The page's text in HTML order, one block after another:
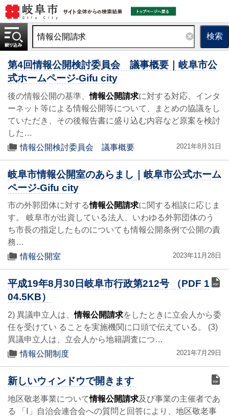
検索
第4回情報公開検討委員会 議事概要｜岐阜市公
式ホームページ-Gifu city
後の情報公開の基準、情報公開請求に対する対応、インタ
ーネット等による情報公開等について、まとめの協議をし
ていただき、その後報告書に盛り込む内容など原案を検討
した…
情報公開検討委員会 議事概要
2021年8月31日
岐阜市情報公開室のあらまし｜岐阜市公式ホーム
ページ-Gifu city
市の外郭団体に対する情報公開請求に関する相談に応じま
す。 岐阜市が出資している法人、いわゆる外郭団体のう
ち市長の指定したものについても情報公開条例で公開の責
務…
情報公開室
2023年11月28日
平成19年8月30日岐阜市行政第212号 （PDF 1
04.5KB）
2) 異議申立人は、情報公開請求をしたときに立会人から委
任を受けてい ることを実施機関に口頭で伝えている。 (3)
異議申立人は、立会人から地籍調査につ…
情報公開制度
2021年7月29日
新しいウィンドウで開きます
地区敬老事業について情報公開請求及び事業の主催者であ
る 「Ⅰ」自治会連合会への質問と回答により、地区敬老事